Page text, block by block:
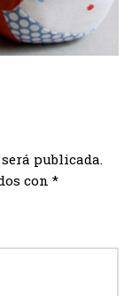
publicada.
con *